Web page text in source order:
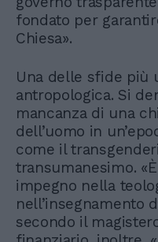
fondato per
Chiesa».
Una delle sfide più
antropologica. Si
mancanza di una
dell’uomo in
come il
transumanesimo.
impegno nella
nell’insegnamento
secondo il